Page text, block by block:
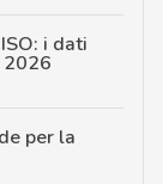
i dati
2026
per la